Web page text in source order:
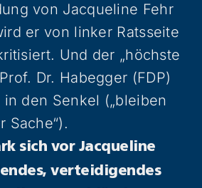
von Jacqueline Fehr
er von linker Ratsseite
Und der „höchste
Dr. Habegger (FDP)
den Senkel („bleiben
Sache“).
sich vor Jacqueline
verteidigendes